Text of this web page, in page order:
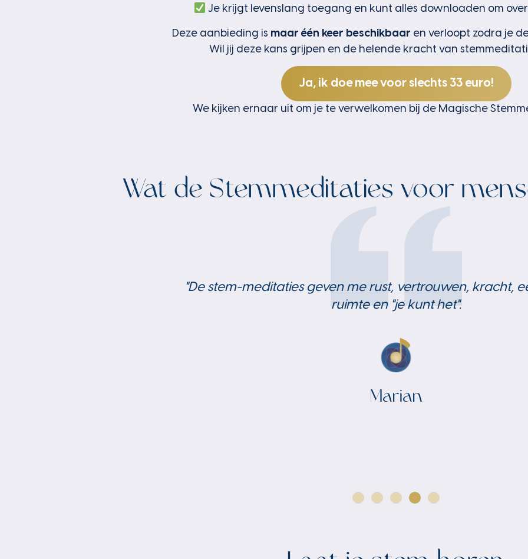
Je krijgt levenslang toegang en kunt alles downloaden om
Deze aanbieding is maar één keer beschikbaar en verloopt zodra je
Wil jij deze kans grijpen en de helende kracht van
Ja, ik doe mee voor slechts 33 euro!
We kijken ernaar uit om je te verwelkomen bij de Magische
Wat de Stemmeditaties voor
"De stem-meditaties brengen me troost,